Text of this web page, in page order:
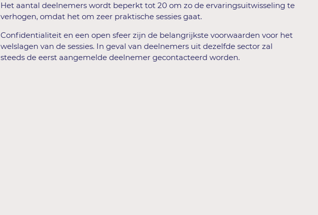
Het aantal deelnemers wordt beperkt tot 20 om zo de ervaringsuitwisseling te
verhogen, omdat het om zeer praktische sessies gaat.
Confidentialiteit en een open sfeer zijn de belangrijkste voorwaarden voor het
welslagen van de sessies. In geval van deelnemers uit dezelfde sector zal
steeds de eerst aangemelde deelnemer gecontacteerd worden.